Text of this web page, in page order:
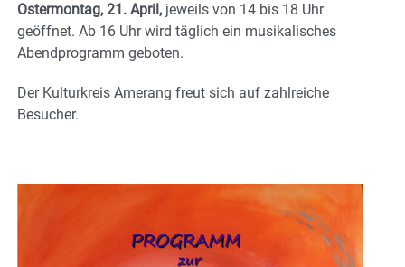
Ostermontag, 21. April, jeweils von 14 bis 18 Uhr
geöffnet. Ab 16 Uhr wird täglich ein musikalisches
Abendprogramm geboten.
Der Kulturkreis Amerang freut sich auf zahlreiche
Besucher.